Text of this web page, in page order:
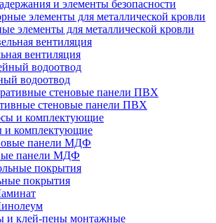
и элементы безопасности
элементы для металлической кровли
вентиляция
водоотвод
стеновые панели ПВХ
и комплектующие
панели МДФ
покрытия